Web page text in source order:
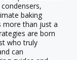
baking
more than just a
are born
who truly
can